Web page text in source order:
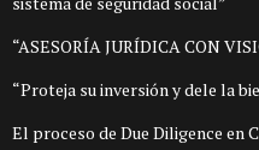
“ASESORÍA JURÍDICA CON
“Proteja su inversión y dele la
El proceso de Due Diligence en